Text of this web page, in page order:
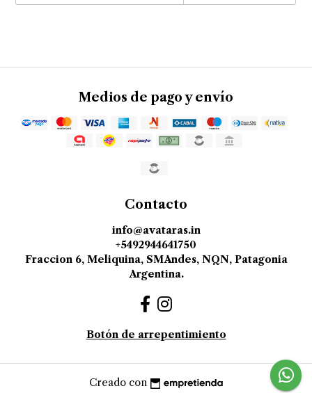
Medios de pago y envío
Contacto
info@avataras.in
+5492944641750
Fraccion 6, Meliquina, SMAndes, NQN, Patagonia
Argentina.
Botón de arrepentimiento
Creado con